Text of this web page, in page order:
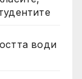
води